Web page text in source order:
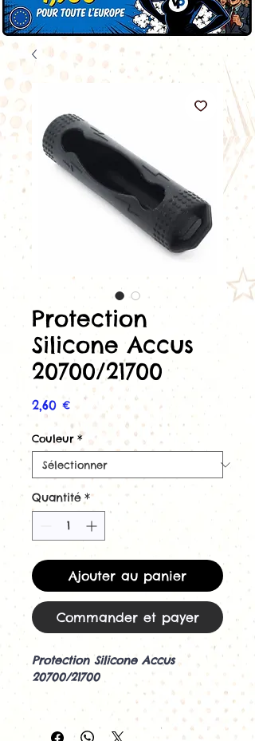
Protection
Silicone Accus
20700/21700
2,60 €Prix
Couleur *
Quantité *
Ajouter au panier
Commander et payer
Protection Silicone Accus
20700/21700
Il est très important de protéger
vos accus surtout lors de